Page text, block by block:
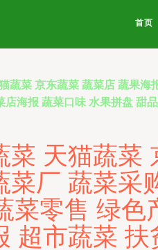
首页
蔬菜 京东蔬菜 蔬菜店 蔬果
海报 蔬菜口味 水果拼盘 甜
天猫蔬菜
厂 蔬菜采
菜零售 绿
超市蔬菜